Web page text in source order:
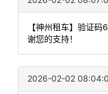
【神州租车】验证
谢您的支持！
2026-02-02